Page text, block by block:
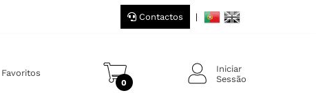
Contactos |
Favoritos
0
Iniciar
Sessão